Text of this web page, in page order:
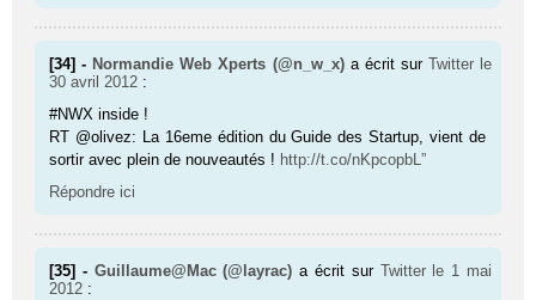
[34] - Normandie Web Xperts (@n_w_x) a écrit sur Twitter le
30 avril 2012 :
#NWX inside !
RT @olivez: La 16eme édition du Guide des Startup, vient de
sortir avec plein de nouveautés ! http://t.co/nKpcopbL”
Répondre ici
[35] - Guillaume@Mac (@layrac) a écrit sur Twitter le 1 mai
2012 :